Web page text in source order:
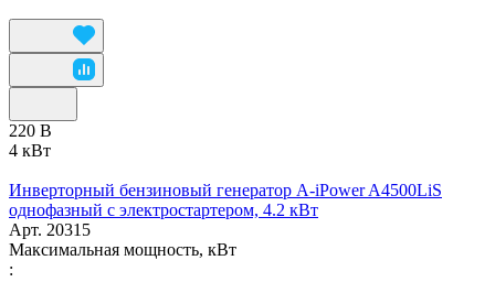
220 В
4 кВт
Инверторный бензиновый генератор A-iPower A4500LiS
однофазный с электростартером, 4.2 кВт
Арт. 20315
Максимальная мощность, кВт
: